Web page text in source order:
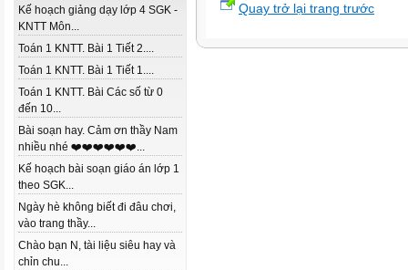
Kế hoạch giảng dạy lớp 4 SGK -
KNTT Môn...
Toán 1 KNTT. Bài 1 Tiết 2....
Toán 1 KNTT. Bài 1 Tiết 1....
Toán 1 KNTT. Bài Các số từ 0
đến 10...
Bài soạn hay. Cảm ơn thầy Nam
nhiều nhé ❤️❤️❤️❤️❤️❤️...
Kế hoạch bài soạn giáo án lớp 1
theo SGK...
Ngày hè không biết đi đâu chơi,
vào trang thầy...
Chào bạn N, tài liệu siêu hay và
chỉn chu...
Quay trở lại trang trước